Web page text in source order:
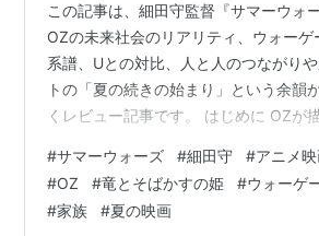
らと共に戦う。
CGを大々的に投入したSFアクショ
ちの演技はアニメーション加工され
部分はごくわずかだった。映画の評
なかったが、後にカルト的人気を得
2010年には28年振りの続編『 トロ
作された。
この記事は、細田守監督『サマーウォ
OZの未来社会のリアリティ、ウォー
系譜、Uとの対比、人と人のつながり
トの「夏の続きの始まり」という余韻
くレビュー記事です。 はじめに OZが
由 ――そして、なぜ『竜とそばかすの
き”に見えないのか ウォーゲームとトロ
OZ ――“電脳世界は現実の延長である”
#サマーウォーズ #細田守 #アニメ
#OZ #竜とそばかすの姫 #ウォーゲ
#家族 #夏の映画